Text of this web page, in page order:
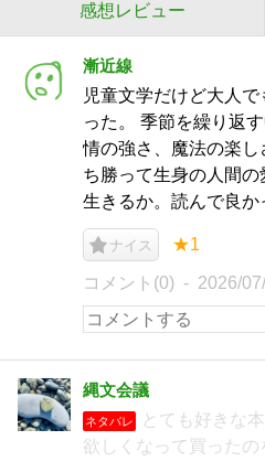
感想レビュー
漸近線
児童文学だけど大人
った。 季節を繰り返
情の強さ、魔法の楽
ち勝って生身の人間
生きるか。読んで良か
ナイス ★1
コメント(0) 2026/
縄文会議
ネタバレ
とても好きな
欲しくなって買った